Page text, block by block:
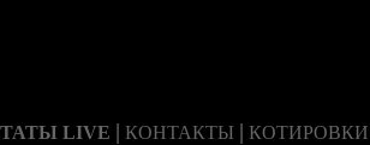
LIVE | КОНТАКТЫ | КОТИРОВКИ